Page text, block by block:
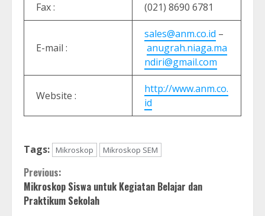
Fax : (021) 8690 6781
E-mail :
sales@anm.co.id –
anugrah.niaga.ma
ndiri@gmail.com
Website :
http://www.anm.co.
id
Tags: Mikroskop Mikroskop SEM
Continue
Reading
Previous:
Mikroskop Siswa untuk Kegiatan Belajar dan
Praktikum Sekolah